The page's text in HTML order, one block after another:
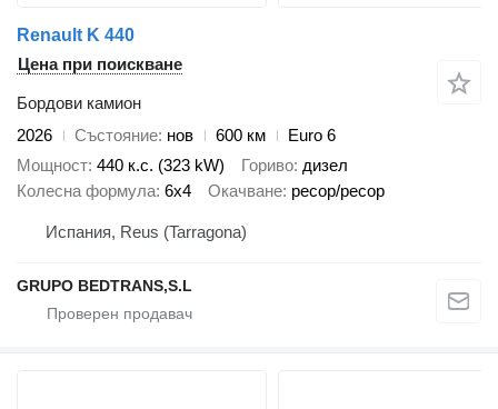
Renault K 440
Цена при поискване
Бордови камион
2026
Състояние нов 600 км
Euro 6
Мощност 440 к.с. (323 kW) Гориво дизел
Колесна формула 6x4 Окачване ресор/ресор
Испания, Reus (Tarragona)
GRUPO BEDTRANS,S.L